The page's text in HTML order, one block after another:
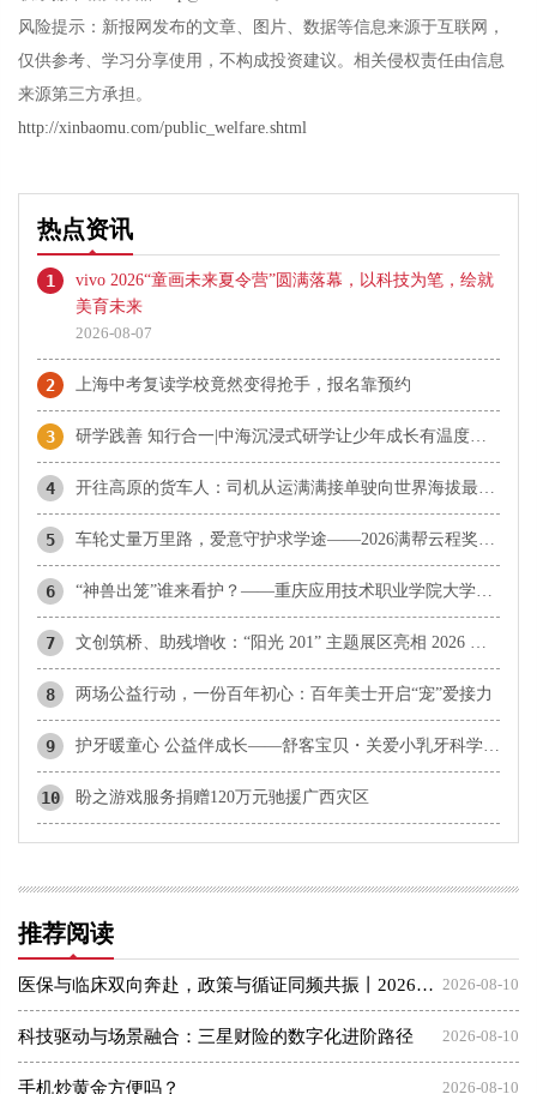
风险提示：新报网发布的文章、图片、数据等信息来源于互联网，
仅供参考、学习分享使用，不构成投资建议。相关侵权责任由信息
来源第三方承担。
http://xinbaomu.com/public_welfare.shtml
热点资讯
1
vivo 2026“童画未来夏令营”圆满落幕，以科技为笔，绘就
美育未来
2026-08-07
2 上海中考复读学校竟然变得抢手，报名靠预约
3
4
5
6
7
8 两场公益行动，一份百年初心：百年美士开启“宠”爱接力
9
10 盼之游戏服务捐赠120万元驰援广西灾区
推荐阅读
2026-08-10
医保与临床双向奔赴，政策与循证同频共振丨2026医保新政策下医疗与医保高质量发展交流会圆满落幕，谱写三医协同新篇章
2026-08-10
科技驱动与场景融合：三星财险的数字化进阶路径
2026-08-10
手机炒黄金方便吗？